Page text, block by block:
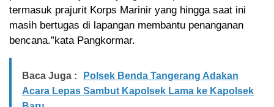
termasuk prajurit Korps Marinir yang hingga saat ini
masih bertugas di lapangan membantu penanganan
bencana.”kata Pangkormar.
Baca Juga :
Polsek Benda Tangerang Adakan
Acara Lepas Sambut Kapolsek Lama ke Kapolsek